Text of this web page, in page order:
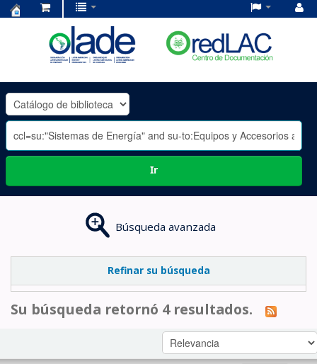
OLADE
-
Ir
Búsqueda avanzada
Refinar su búsqueda
Su búsqueda retornó 4 resultados.